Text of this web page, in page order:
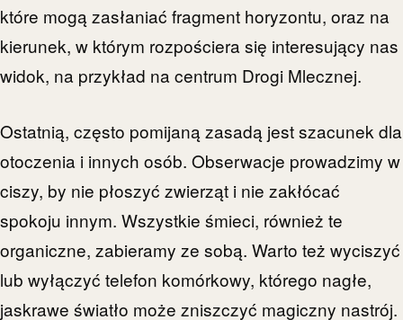
które mogą zasłaniać fragment horyzontu, oraz na
kierunek, w którym rozpościera się interesujący nas
widok, na przykład na centrum Drogi Mlecznej.
Ostatnią, często pomijaną zasadą jest szacunek dla
otoczenia i innych osób. Obserwacje prowadzimy w
ciszy, by nie płoszyć zwierząt i nie zakłócać
spokoju innym. Wszystkie śmieci, również te
organiczne, zabieramy ze sobą. Warto też wyciszyć
lub wyłączyć telefon komórkowy, którego nagłe,
jaskrawe światło może zniszczyć magiczny nastrój.